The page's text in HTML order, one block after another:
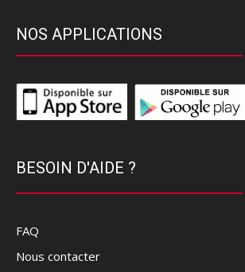
NOS APPLICATIONS
BESOIN D'AIDE ?
FAQ
Nous contacter